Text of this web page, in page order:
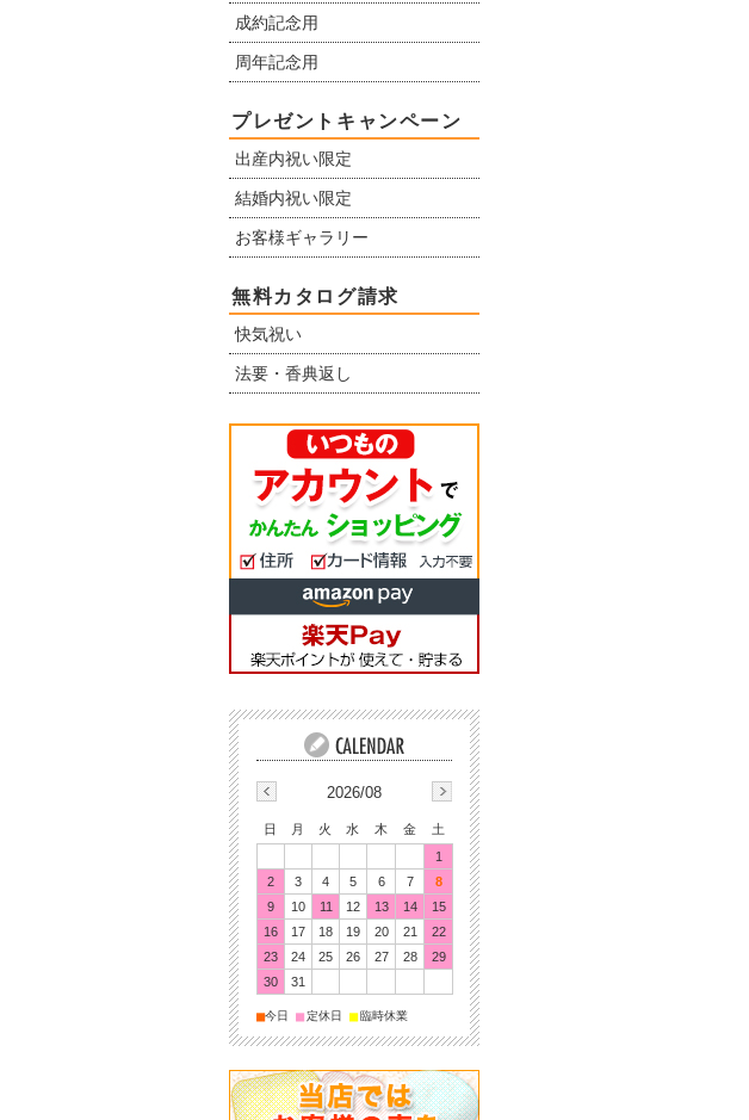
成約記念用
周年記念用
プレゼントキャンペーン
出産内祝い限定
結婚内祝い限定
お客様ギャラリー
無料カタログ請求
快気祝い
法要・香典返し
2026/08
日 月 火 水 木 金
土
1
2
3 4 5 6 7
8
9
10 11 12 13 14
15
16
17 18 19 20 21
22
23
24 25 26 27 28
29
30
31
■今日 ■定休日 ■臨時休業